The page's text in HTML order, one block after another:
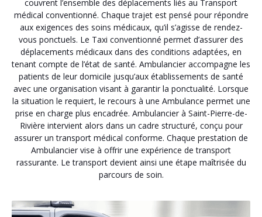
couvrent l’ensemble des déplacements liés au Transport
médical conventionné. Chaque trajet est pensé pour répondre
aux exigences des soins médicaux, qu’il s’agisse de rendez-
vous ponctuels. Le Taxi conventionné permet d’assurer des
déplacements médicaux dans des conditions adaptées, en
tenant compte de l’état de santé. Ambulancier accompagne les
patients de leur domicile jusqu’aux établissements de santé
avec une organisation visant à garantir la ponctualité. Lorsque
la situation le requiert, le recours à une Ambulance permet une
prise en charge plus encadrée. Ambulancier à Saint-Pierre-de-
Rivière intervient alors dans un cadre structuré, conçu pour
assurer un transport médical conforme. Chaque prestation de
Ambulancier vise à offrir une expérience de transport
rassurante. Le transport devient ainsi une étape maîtrisée du
parcours de soin.